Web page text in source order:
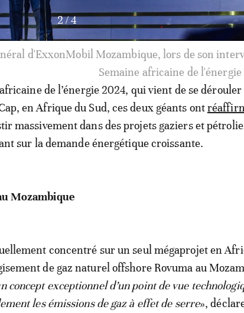
3/4
de British Petroleum (BP) pour le Sénégal et la
son intervention à la Semaine africaine de
de l’énergie 2024, qui vient de se dérouler
en Afrique du Sud, ces deux géants ont
massivement dans des projets gaziers et
sur la demande énergétique croissante.
Mozambique
concentré sur un seul mégaprojet en
de gaz naturel offshore Rovuma au
concept exceptionnel d’un point de vue
les émissions de gaz à effet de serre»,